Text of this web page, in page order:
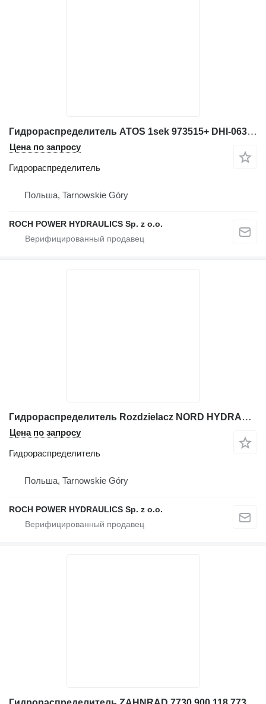
Гидрораспределитель ATOS 1sek 973515+ DHI-0631+ DHU-067118 для экскаватора
Цена по запросу
Гидрораспределитель
Польша, Tarnowskie Góry
ROCH POWER HYDRAULICS Sp. z o.o.
Гидрораспределитель Rozdzielacz NORD HYDRAULIC 4sek RI1 314 99-19 1664 для фронтального погрузчика Ahlmann AZ14
Цена по запросу
Гидрораспределитель
Польша, Tarnowskie Góry
ROCH POWER HYDRAULICS Sp. z o.o.